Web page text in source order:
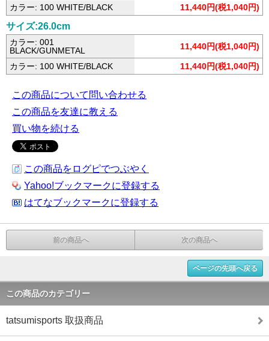
カラー: 100 WHITE/BLACK 11,440円(税1,040円)
サイズ:26.0cm
カラー: 001
BLACK/GUNMETAL
11,440円(税1,040円)
カラー: 100 WHITE/BLACK 11,440円(税1,040円)
この商品について問い合わせる
この商品を友達に教える
買い物を続ける
この商品をログピでつぶやく
Yahoo!ブックマークに登録する
はてなブックマークに登録する
前の商品へ 次の商品へ
ページの先頭へ戻る
この商品のカテゴリー
tatsumisports 取扱商品